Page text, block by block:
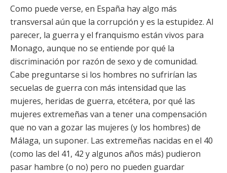
Como puede verse, en España hay algo más
transversal aún que la corrupción y es la estupidez. Al
parecer, la guerra y el franquismo están vivos para
Monago, aunque no se entiende por qué la
discriminación por razón de sexo y de comunidad.
Cabe preguntarse si los hombres no sufrirían las
secuelas de guerra con más intensidad que las
mujeres, heridas de guerra, etcétera, por qué las
mujeres extremeñas van a tener una compensación
que no van a gozar las mujeres (y los hombres) de
Málaga, un suponer. Las extremeñas nacidas en el 40
(como las del 41, 42 y algunos años más) pudieron
pasar hambre (o no) pero no pueden guardar